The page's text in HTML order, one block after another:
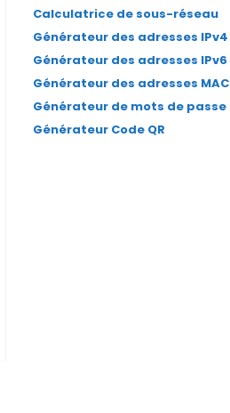
Calculatrice de sous-réseau
Générateur des adresses IPv4
Générateur des adresses IPv6
Générateur des adresses MAC
Générateur de mots de passe
Générateur Code QR